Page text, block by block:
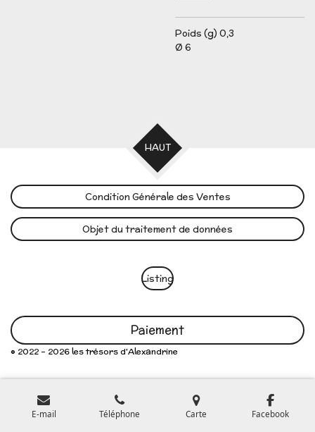
Poids (g) 0,3
Ø 6
HAUT
Condition Générale des Ventes
Objet du traitement de données
Listing
Paiement
© 2022 - 2026 les trésors d'Alexandrine
E-mail Téléphone Carte Facebook